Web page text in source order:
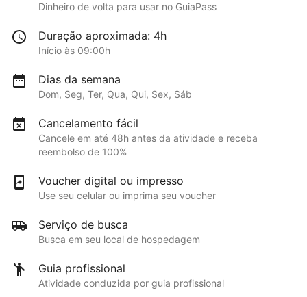
Dinheiro de volta para usar no GuiaPass
Duração aproximada: 4h
Início às 09:00h
Dias da semana
Dom, Seg, Ter, Qua, Qui, Sex, Sáb
Cancelamento fácil
Cancele em até 48h antes da atividade e receba
reembolso de 100%
Voucher digital ou impresso
Use seu celular ou imprima seu voucher
Serviço de busca
Busca em seu local de hospedagem
Guia profissional
Atividade conduzida por guia profissional